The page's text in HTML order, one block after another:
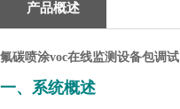
产品概述
氟碳喷涂voc在线监测设备包调试
一、系统概述